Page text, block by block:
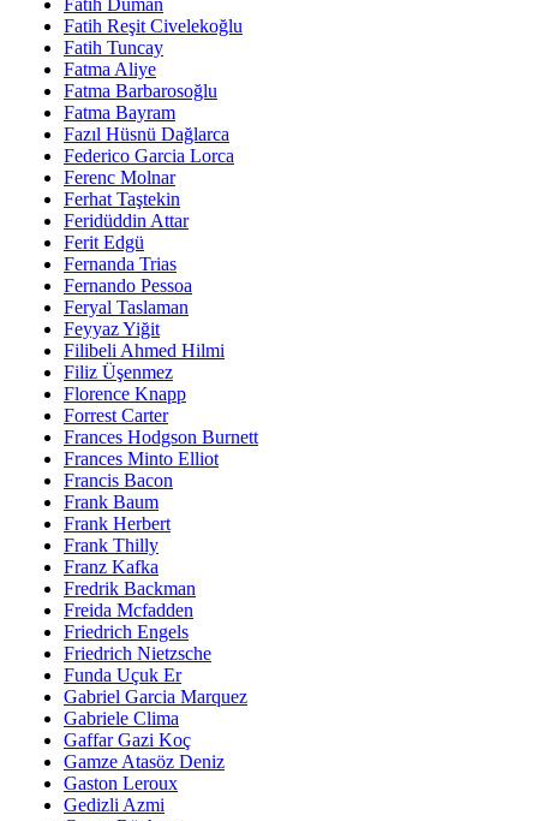
Fatih Duman
Fatih Reşit Civelekoğlu
Fatih Tuncay
Fatma Aliye
Fatma Barbarosoğlu
Fatma Bayram
Fazıl Hüsnü Dağlarca
Federico Garcia Lorca
Ferenc Molnar
Ferhat Taştekin
Feridüddin Attar
Ferit Edgü
Fernanda Trias
Fernando Pessoa
Feryal Taslaman
Feyyaz Yiğit
Filibeli Ahmed Hilmi
Filiz Üşenmez
Florence Knapp
Forrest Carter
Frances Hodgson Burnett
Frances Minto Elliot
Francis Bacon
Frank Baum
Frank Herbert
Frank Thilly
Franz Kafka
Fredrik Backman
Freida Mcfadden
Friedrich Engels
Friedrich Nietzsche
Funda Uçuk Er
Gabriel Garcia Marquez
Gabriele Clima
Gaffar Gazi Koç
Gamze Atasöz Deniz
Gaston Leroux
Gedizli Azmi